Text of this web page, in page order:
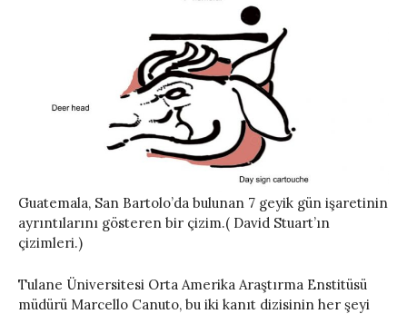
Guatemala, San Bartolo’da bulunan 7 geyik gün işaretinin
ayrıntılarını gösteren bir çizim.( David Stuart’ın
çizimleri.)
Tulane Üniversitesi Orta Amerika Araştırma Enstitüsü
müdürü Marcello Canuto, bu iki kanıt dizisinin her şeyi